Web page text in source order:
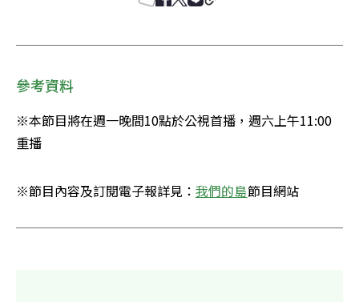
參考資料
※本節目將在週一晚間10點於公視首播，週六上午11:00
重播
※節目內容及訂閱電子報詳見： 我們的島節目網站